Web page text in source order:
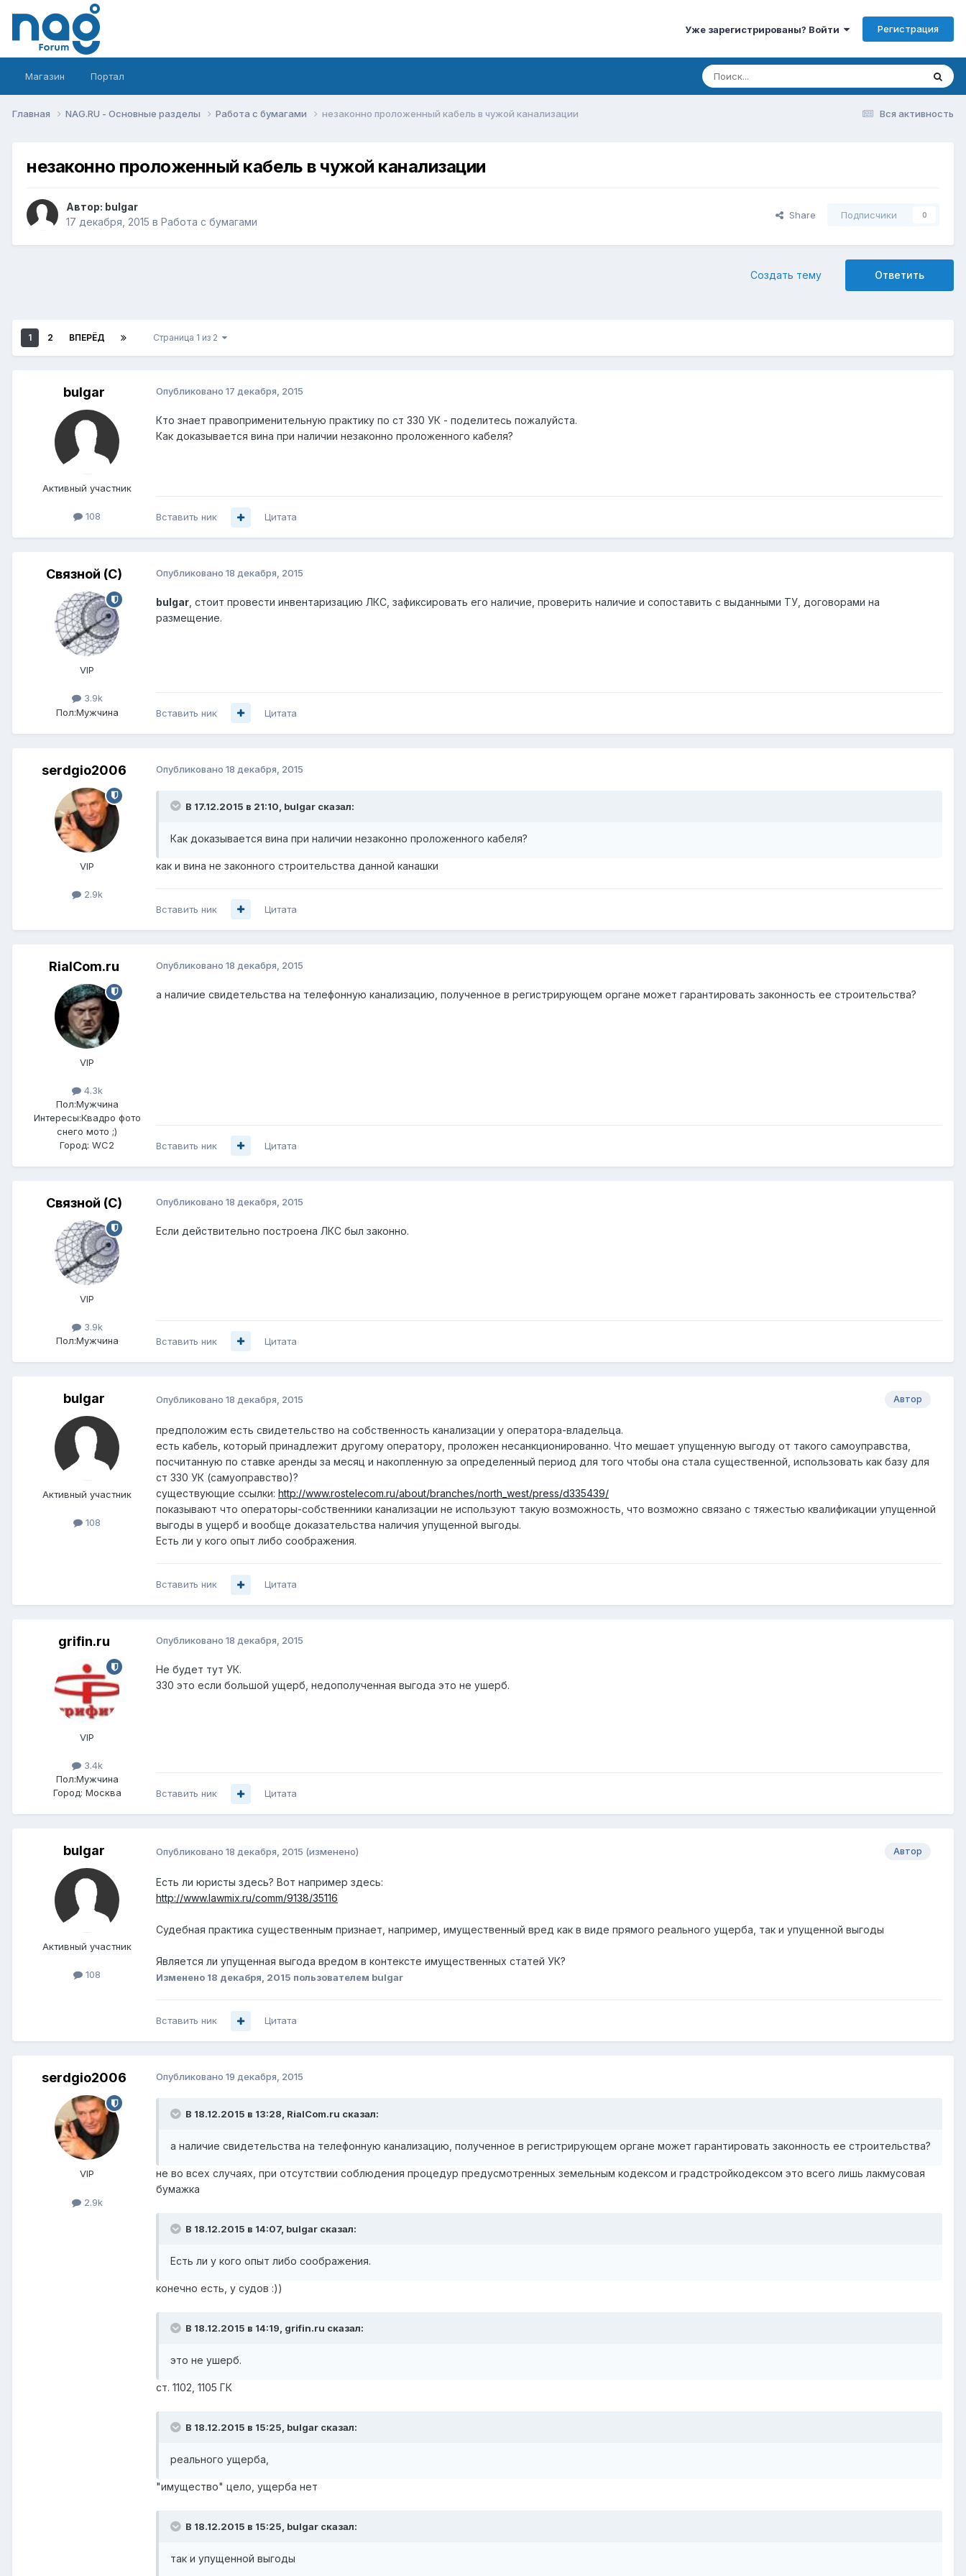
Уже зарегистрированы? Войти Регистрация
Магазин Портал
Вся активность
Главная NAG.RU - Основные разделы Работа с бумагами незаконно проложенный кабель в чужой канализации
незаконно проложенный кабель в чужой канализации
Автор: bulgar
17 декабря, 2015 в Работа с бумагами
Share Подписчики 0
Ответить
Создать тему
1 2 ВПЕРЁД Страница 1 из 2
bulgar
Активный участник
108
Опубликовано 17 декабря, 2015
Кто знает правоприменительную практику по ст 330 УК - поделитесь пожалуйста.
Как доказывается вина при наличии незаконно проложенного кабеля?
Вставить ник Цитата
Связной (С)
VIP
3.9k
Пол:Мужчина
Опубликовано 18 декабря, 2015
bulgar , стоит провести инвентаризацию ЛКС, зафиксировать его наличие, проверить наличие и сопоставить с выданными ТУ, договорами на
размещение.
Вставить ник Цитата
serdgio2006
VIP
2.9k
Опубликовано 18 декабря, 2015
В 17.12.2015 в 21:10, bulgar сказал:
Как доказывается вина при наличии незаконно проложенного кабеля?
как и вина не законного строительства данной канашки
Вставить ник Цитата
RialCom.ru
VIP
4.3k
Пол:Мужчина
Интересы:Квадро фото
снего мото ;)
Город: WC2
Опубликовано 18 декабря, 2015
а наличие свидетельства на телефонную канализацию, полученное в регистрирующем органе может гарантировать законность ее строительства?
Вставить ник Цитата
Связной (С)
VIP
3.9k
Пол:Мужчина
Опубликовано 18 декабря, 2015
Если действительно построена ЛКС был законно.
Вставить ник Цитата
bulgar
Активный участник
108
Автор
Опубликовано 18 декабря, 2015
предположим есть свидетельство на собственность канализации у оператора-владельца.
есть кабель, который принадлежит другому оператору, проложен несанкционированно. Что мешает упущенную выгоду от такого самоуправства,
посчитанную по ставке аренды за месяц и накопленную за определенный период для того чтобы она стала существенной, использовать как базу для
ст 330 УК (самуоправство)?
существующие ссылки: http://www.rostelecom.ru/about/branches/north_west/press/d335439/
показывают что операторы-собственники канализации не используют такую возможность, что возможно связано с тяжестью квалификации упущенной
выгоды в ущерб и вообще доказательства наличия упущенной выгоды.
Есть ли у кого опыт либо соображения.
Вставить ник Цитата
grifin.ru
VIP
3.4k
Пол:Мужчина
Город: Москва
Опубликовано 18 декабря, 2015
Не будет тут УК.
330 это если большой ущерб, недополученная выгода это не ушерб.
Вставить ник Цитата
bulgar
Активный участник
108
Автор
Опубликовано 18 декабря, 2015 (изменено)
Есть ли юристы здесь? Вот например здесь:
http://www.lawmix.ru/comm/9138/35116
Судебная практика существенным признает, например, имущественный вред как в виде прямого реального ущерба, так и упущенной выгоды
Является ли упущенная выгода вредом в контексте имущественных статей УК?
Изменено 18 декабря, 2015 пользователем bulgar
Вставить ник Цитата
serdgio2006
VIP
2.9k
Опубликовано 19 декабря, 2015
В 18.12.2015 в 13:28, RialCom.ru сказал:
а наличие свидетельства на телефонную канализацию, полученное в регистрирующем органе может гарантировать законность ее строительства?
не во всех случаях, при отсутствии соблюдения процедур предусмотренных земельным кодексом и градстройкодексом это всего лишь лакмусовая
бумажка
В 18.12.2015 в 14:07, bulgar сказал:
Есть ли у кого опыт либо соображения.
конечно есть, у судов :))
В 18.12.2015 в 14:19, grifin.ru сказал:
это не ушерб.
ст. 1102, 1105 ГК
В 18.12.2015 в 15:25, bulgar сказал:
реального ущерба,
"имущество" цело, ущерба нет
В 18.12.2015 в 15:25, bulgar сказал:
так и упущенной выгоды